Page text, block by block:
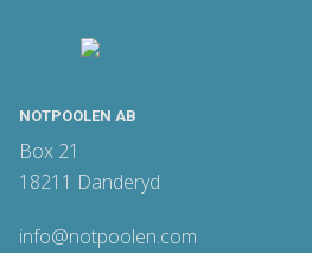
NOTPOOLEN AB
Box 21
18211 Danderyd
info@notpoolen.com